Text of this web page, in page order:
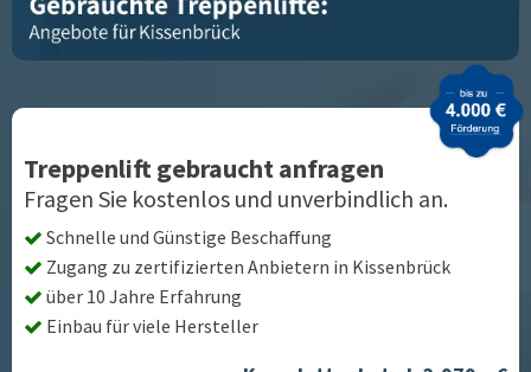
Treppenlift gebraucht anfragen
Fragen Sie kostenlos und unverbindlich an.
Schnelle und Günstige Beschaffung
Zugang zu zertifizierten Anbietern in Kissenbrück
über 10 Jahre Erfahrung
Einbau für viele Hersteller